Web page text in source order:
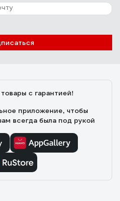
с гарантией!
приложение, чтобы
всегда была под рукой